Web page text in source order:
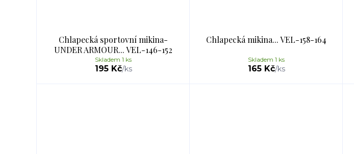
Chlapecká sportovní mikina-
UNDER ARMOUR... VEL-146-152
195 Kč/ks
Skladem 1 ks
Chlapecká mikina... VEL-158-164
165 Kč/ks
Skladem 1 ks